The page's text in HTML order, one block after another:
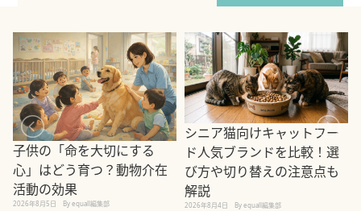
子供の「命を大切にする
心」はどう育つ？動物介在
活動の効果
2026年8月5日 By equall編集部
シニア猫向けキャットフー
ド人気ブランドを比較！選
び方や切り替えの注意点も
解説
2026年8月4日 By equall編集部